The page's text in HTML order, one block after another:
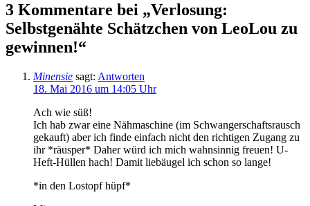
3 Kommentare bei „Verlosung:
Selbstgenähte Schätzchen von LeoLou zu
gewinnen!“
Minensie sagt: Antworten
18. Mai 2016 um 14:05 Uhr
Ach wie süß!
Ich hab zwar eine Nähmaschine (im Schwangerschaftsrausch
gekauft) aber ich finde einfach nicht den richtigen Zugang zu
ihr *räusper* Daher würd ich mich wahnsinnig freuen! U-
Heft-Hüllen hach! Damit liebäugel ich schon so lange!
*in den Lostopf hüpf*